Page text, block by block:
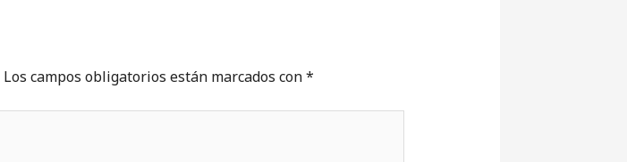
Los campos obligatorios están marcados con*